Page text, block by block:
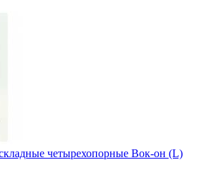
четырехопорные Вок-он (L)